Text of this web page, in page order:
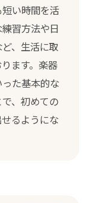
い時間を活
習方法や日
、生活に取
ます。楽器
た基本的な
、初めての
るようにな